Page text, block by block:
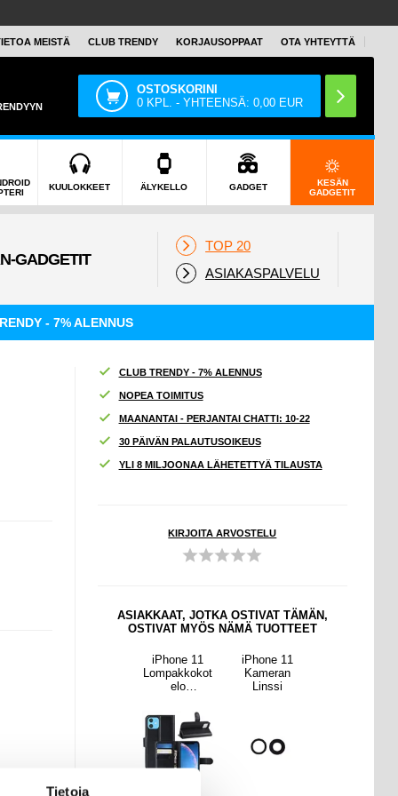
Tietoja
MEISTÄ CLUB TRENDY KORJAUSOPPAAT OTA YHTEYTTÄ
OSTOSKORINI
0 KPL. - YHTEENSÄ:0,00 EUR
KUULOKKEET ÄLYKELLO GADGET
KESÄN
GADGETIT
TOP 20
ASIAKASPALVELU
- 7% ALENNUS
CLUB TRENDY - 7% ALENNUS
NOPEA TOIMITUS
MAANANTAI - PERJANTAI CHATTI: 10-22
30 PÄIVÄN PALAUTUSOIKEUS
YLI 8 MILJOONAA LÄHETETTYÄ TILAUSTA
KIRJOITA ARVOSTELU
ASIAKKAAT, JOTKA OSTIVAT TÄMÄN,
OSTIVAT MYÖS NÄMÄ TUOTTEET
iPhone 11
Lompakkokot
elo
a Sulkijalla -
Musta
iPhone 11
Kameran
Linssi